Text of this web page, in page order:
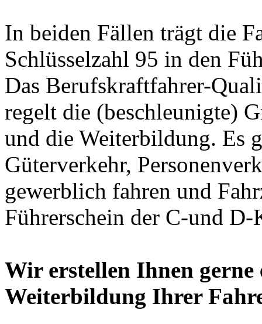
In beiden Fällen trägt die
Schlüsselzahl 95 in den
Das Berufskraftfahrer-
regelt die (beschleunigte)
und die Weiterbildung. Es
Güterverkehr,
gewerblich fahren und
Führerschein der C-und
Wir erstellen Ihnen
Weiterbildung Ihrer